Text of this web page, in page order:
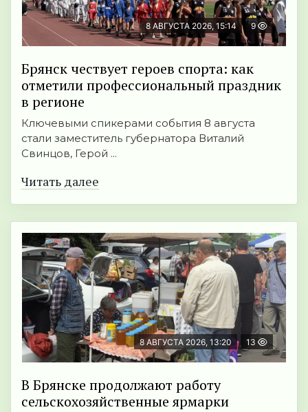
8 АВГУСТА 2026, 15:14 9
Брянск чествует героев спорта: как
отметили профессиональный праздник
в регионе
Ключевыми спикерами события 8 августа
стали заместитель губернатора Виталий
Свинцов, Герой ...
Читать далее
8 АВГУСТА 2026, 13:20 13
В Брянске продолжают работу
сельскохозяйственные ярмарки